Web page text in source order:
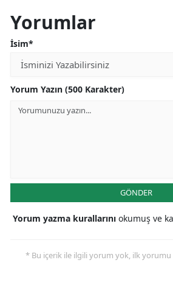
Yorumlar
İsim*
Yorum Yazın (500 Karakter)
GÖNDER
Yorum yazma kurallarını okumuş ve
* Bu içerik ile ilgili yorum yok, ilk yorumu